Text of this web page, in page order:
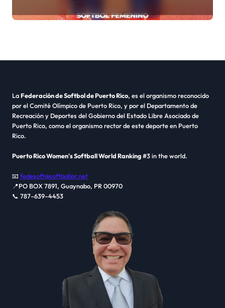
LaFederación de Softbol de Puerto Rico, es el organismo reconocido
por el Comité Olímpico de Puerto Rico, y por el Departamento de
Recreación y Deportes del Gobierno del Estado Libre Asociado de
Puerto Rico, como el organismo rector de este deporte en Puerto
Rico.
Puerto Rico Women's Softball World Ranking#3 in the world.
📧 fedesoft@softballpr.net
📍PO BOX 7891, Guaynabo, PR 00970
📞 787–639–4453